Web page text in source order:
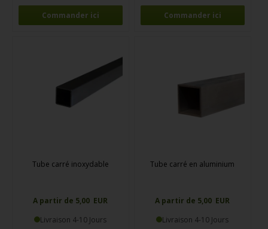
Commander ici Commander ici
Tube carré inoxydable
A partir de 5,00 EUR
Livraison 4-10 Jours
Tube carré en aluminium
A partir de 5,00 EUR
Livraison 4-10 Jours